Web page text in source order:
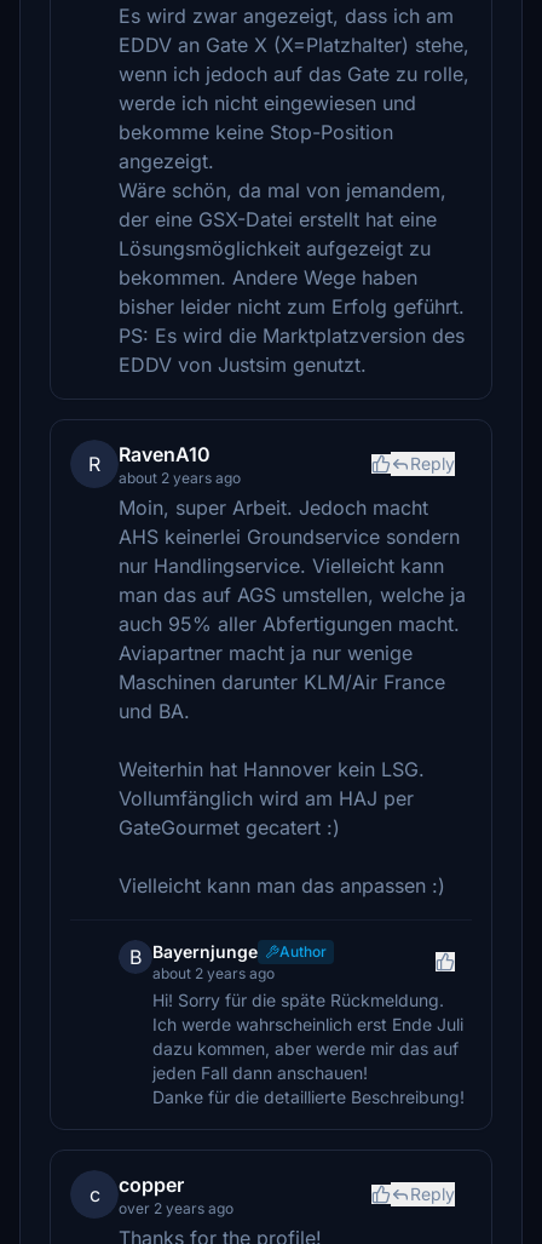
Es wird zwar angezeigt, dass ich am
EDDV an Gate X (X=Platzhalter) stehe,
wenn ich jedoch auf das Gate zu rolle,
werde ich nicht eingewiesen und
bekomme keine Stop-Position
angezeigt.
Wäre schön, da mal von jemandem,
der eine GSX-Datei erstellt hat eine
Lösungsmöglichkeit aufgezeigt zu
bekommen. Andere Wege haben
bisher leider nicht zum Erfolg geführt.
PS: Es wird die Marktplatzversion des
EDDV von Justsim genutzt.
R RavenA10
about 2 years ago
Reply
Moin, super Arbeit. Jedoch macht
AHS keinerlei Groundservice sondern
nur Handlingservice. Vielleicht kann
man das auf AGS umstellen, welche ja
auch 95% aller Abfertigungen macht.
Aviapartner macht ja nur wenige
Maschinen darunter KLM/Air France
und BA.
Weiterhin hat Hannover kein LSG.
Vollumfänglich wird am HAJ per
GateGourmet gecatert :)
Vielleicht kann man das anpassen :)
B Bayernjunge
Author
about 2 years ago
Hi! Sorry für die späte Rückmeldung.
Ich werde wahrscheinlich erst Ende Juli
dazu kommen, aber werde mir das auf
jeden Fall dann anschauen!
Danke für die detaillierte Beschreibung!
c copper
over 2 years ago
Reply
Thanks for the profile!